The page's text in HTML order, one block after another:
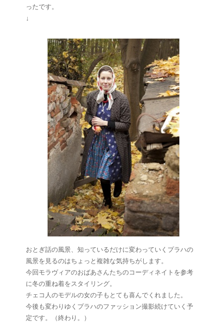
ったです。
↓
おとぎ話の風景、知っているだけに変わっていくプラハの
風景を見るのはちょっと複雑な気持ちがします。
今回モラヴィアのおばあさんたちのコーディネイトを参考
に冬の重ね着をスタイリング。
チェコ人のモデルの女の子もとても喜んでくれました。
今後も変わりゆくプラハのファッション撮影続けていく予
定です。（終わり。）